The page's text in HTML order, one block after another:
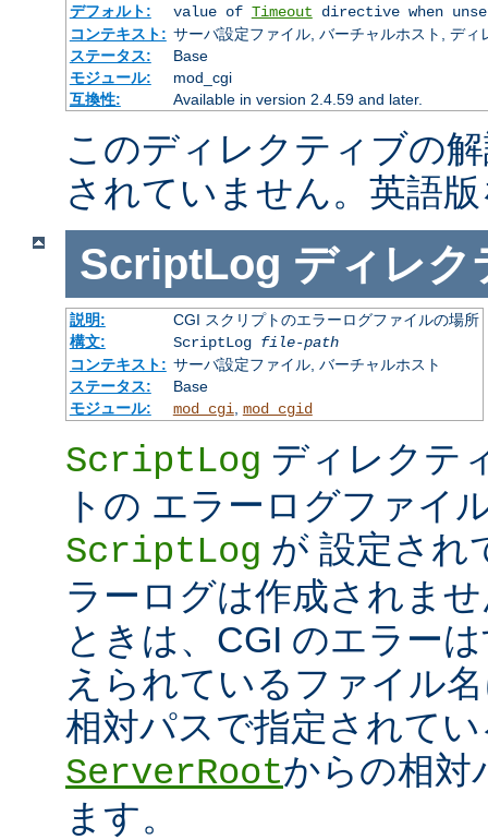
デフォルト:
value of Timeout directive when
コンテキスト: サーバ設定ファイル, バーチャルホスト, ディ
ステータス:
Base
モジュール:
mod_cgi
互換性:
Available in version 2.4.59 and later.
このディレクティブの
されていません。英語
ScriptLog ディレク
説明:
CGI スクリプトのエラーログファイルの場所
構文:
ScriptLog file-path
コンテキスト: サーバ設定ファイル, バーチャルホスト
ステータス:
Base
モジュール:
mod_cgi, mod_cgid
ScriptLog ディレクテ
トの エラーログファイ
ScriptLog が 設定され
ラーログは作成されま
ときは、CGI のエラー
えられているファイル
相対パスで指定されて
ServerRootからの相対
ます。